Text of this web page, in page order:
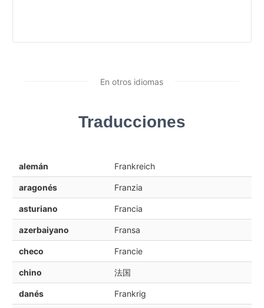
En otros idiomas
Traducciones
alemán Frankreich
aragonés Franzia
asturiano Francia
azerbaiyano Fransa
checo Francie
chino 法国
danés Frankrig